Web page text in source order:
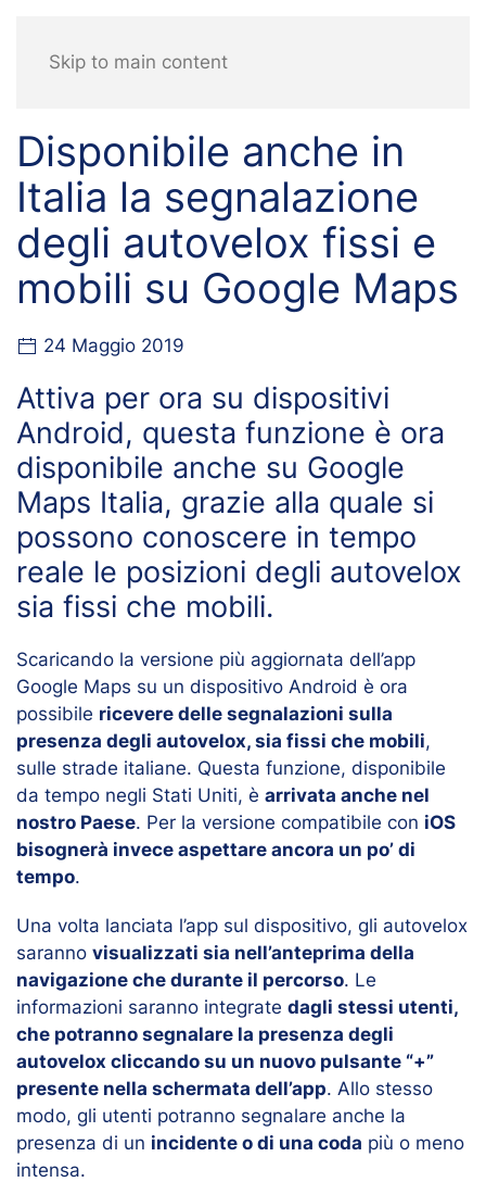
Skip to main content
Disponibile anche in
Italia la segnalazione
degli autovelox fissi e
mobili su Google Maps
24 Maggio 2019
Attiva per ora su dispositivi
Android, questa funzione è ora
disponibile anche su Google
Maps Italia, grazie alla quale si
possono conoscere in tempo
reale le posizioni degli autovelox
sia fissi che mobili.
Scaricando la versione più aggiornata dell’app
Google Maps su un dispositivo Android è ora
possibile ricevere delle segnalazioni sulla
presenza degli autovelox, sia fissi che mobili,
sulle strade italiane. Questa funzione, disponibile
da tempo negli Stati Uniti, è arrivata anche nel
nostro Paese. Per la versione compatibile con iOS
bisognerà invece aspettare ancora un po’ di
tempo.
Una volta lanciata l’app sul dispositivo, gli autovelox
saranno visualizzati sia nell’anteprima della
navigazione che durante il percorso. Le
informazioni saranno integrate dagli stessi utenti,
che potranno segnalare la presenza degli
autovelox cliccando su un nuovo pulsante “+”
presente nella schermata dell’app. Allo stesso
modo, gli utenti potranno segnalare anche la
presenza di un incidente o di una coda più o meno
intensa.